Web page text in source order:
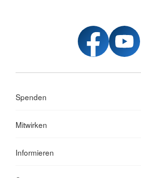
Spenden
Mitwirken
Informieren